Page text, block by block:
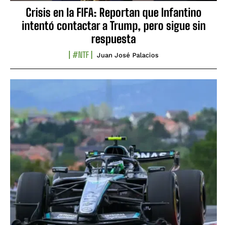
Crisis en la FIFA: Reportan que Infantino
intentó contactar a Trump, pero sigue sin
respuesta
#NTF Juan José Palacios